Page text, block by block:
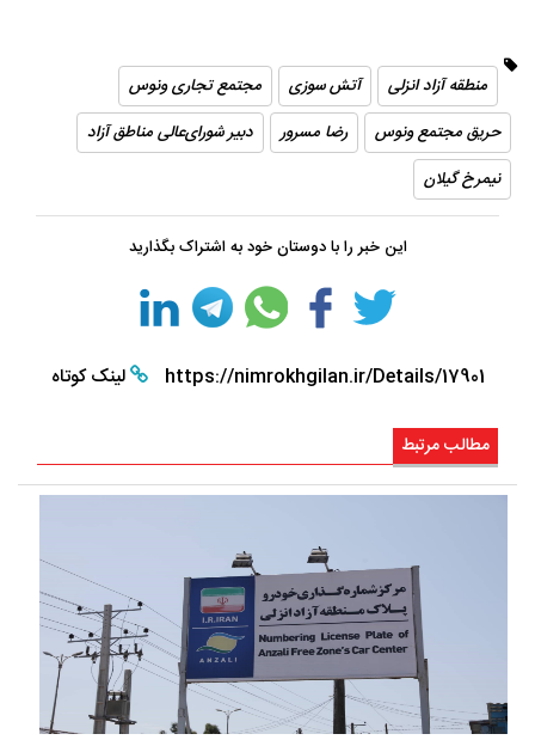
منطقه آزاد انزلی آتش سوزی
مجتمع تجاری ونوس
حریق مجتمع ونوس
رضا مسرور
دبیر شورای‌عالی مناطق آزاد
نیمرخ گیلان
این خبر را با دوستان خود به اشتراک بگذارید
https://nimrokhgilan.ir/Details/17901 لینک کوتاه
مطالب مرتبط